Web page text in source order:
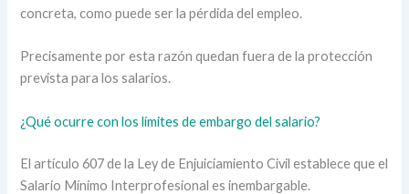
concreta, como puede ser la pérdida del empleo.
Precisamente por esta razón quedan fuera de la protección
prevista para los salarios.
¿Qué ocurre con los límites de embargo del salario?
El artículo 607 de la Ley de Enjuiciamiento Civil establece que el
Salario Mínimo Interprofesional es inembargable.